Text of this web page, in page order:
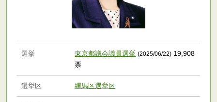
選挙 東京都議会議員選挙 (2025/06/22) 19,908
票
選挙区 練馬区選挙区